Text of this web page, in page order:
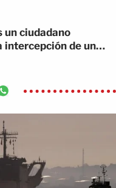
un ciudadano
intercepción de un